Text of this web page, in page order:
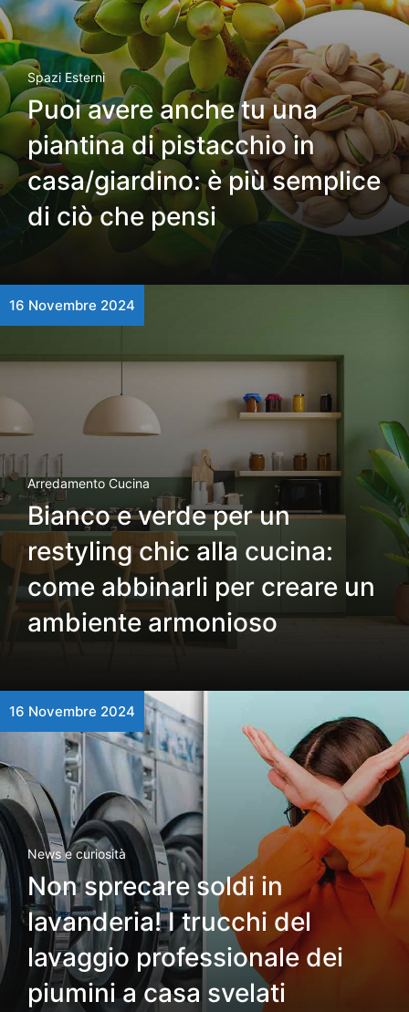
Spazi Esterni
Puoi avere anche tu una
piantina di pistacchio in
casa/giardino: è più semplice
di ciò che pensi
16 Novembre 2024
Arredamento Cucina
Bianco e verde per un
restyling chic alla cucina:
come abbinarli per creare un
ambiente armonioso
16 Novembre 2024
News e curiosità
Non sprecare soldi in
lavanderia! I trucchi del
lavaggio professionale dei
piumini a casa svelati